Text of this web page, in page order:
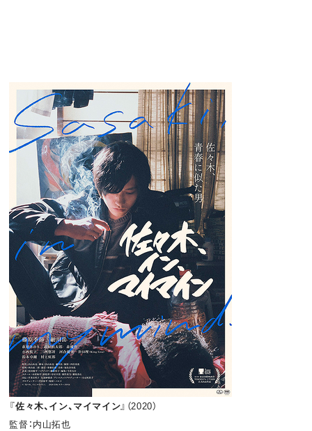
『佐々木、イン、マイマイン』（2020）
監督：内山拓也